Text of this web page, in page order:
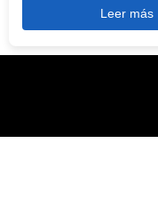
Leer más